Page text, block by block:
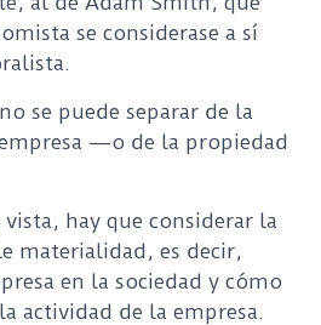
se considerase a sí
se puede separar de la
—o de la propiedad
hay que considerar la
materialidad, es decir,
en la sociedad y cómo
actividad de la empresa.